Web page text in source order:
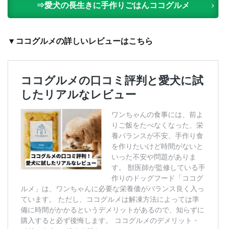
⇒愛犬の長生きに手作りごはんココグルメ
▼ココグルメの詳しいレビューはこちら